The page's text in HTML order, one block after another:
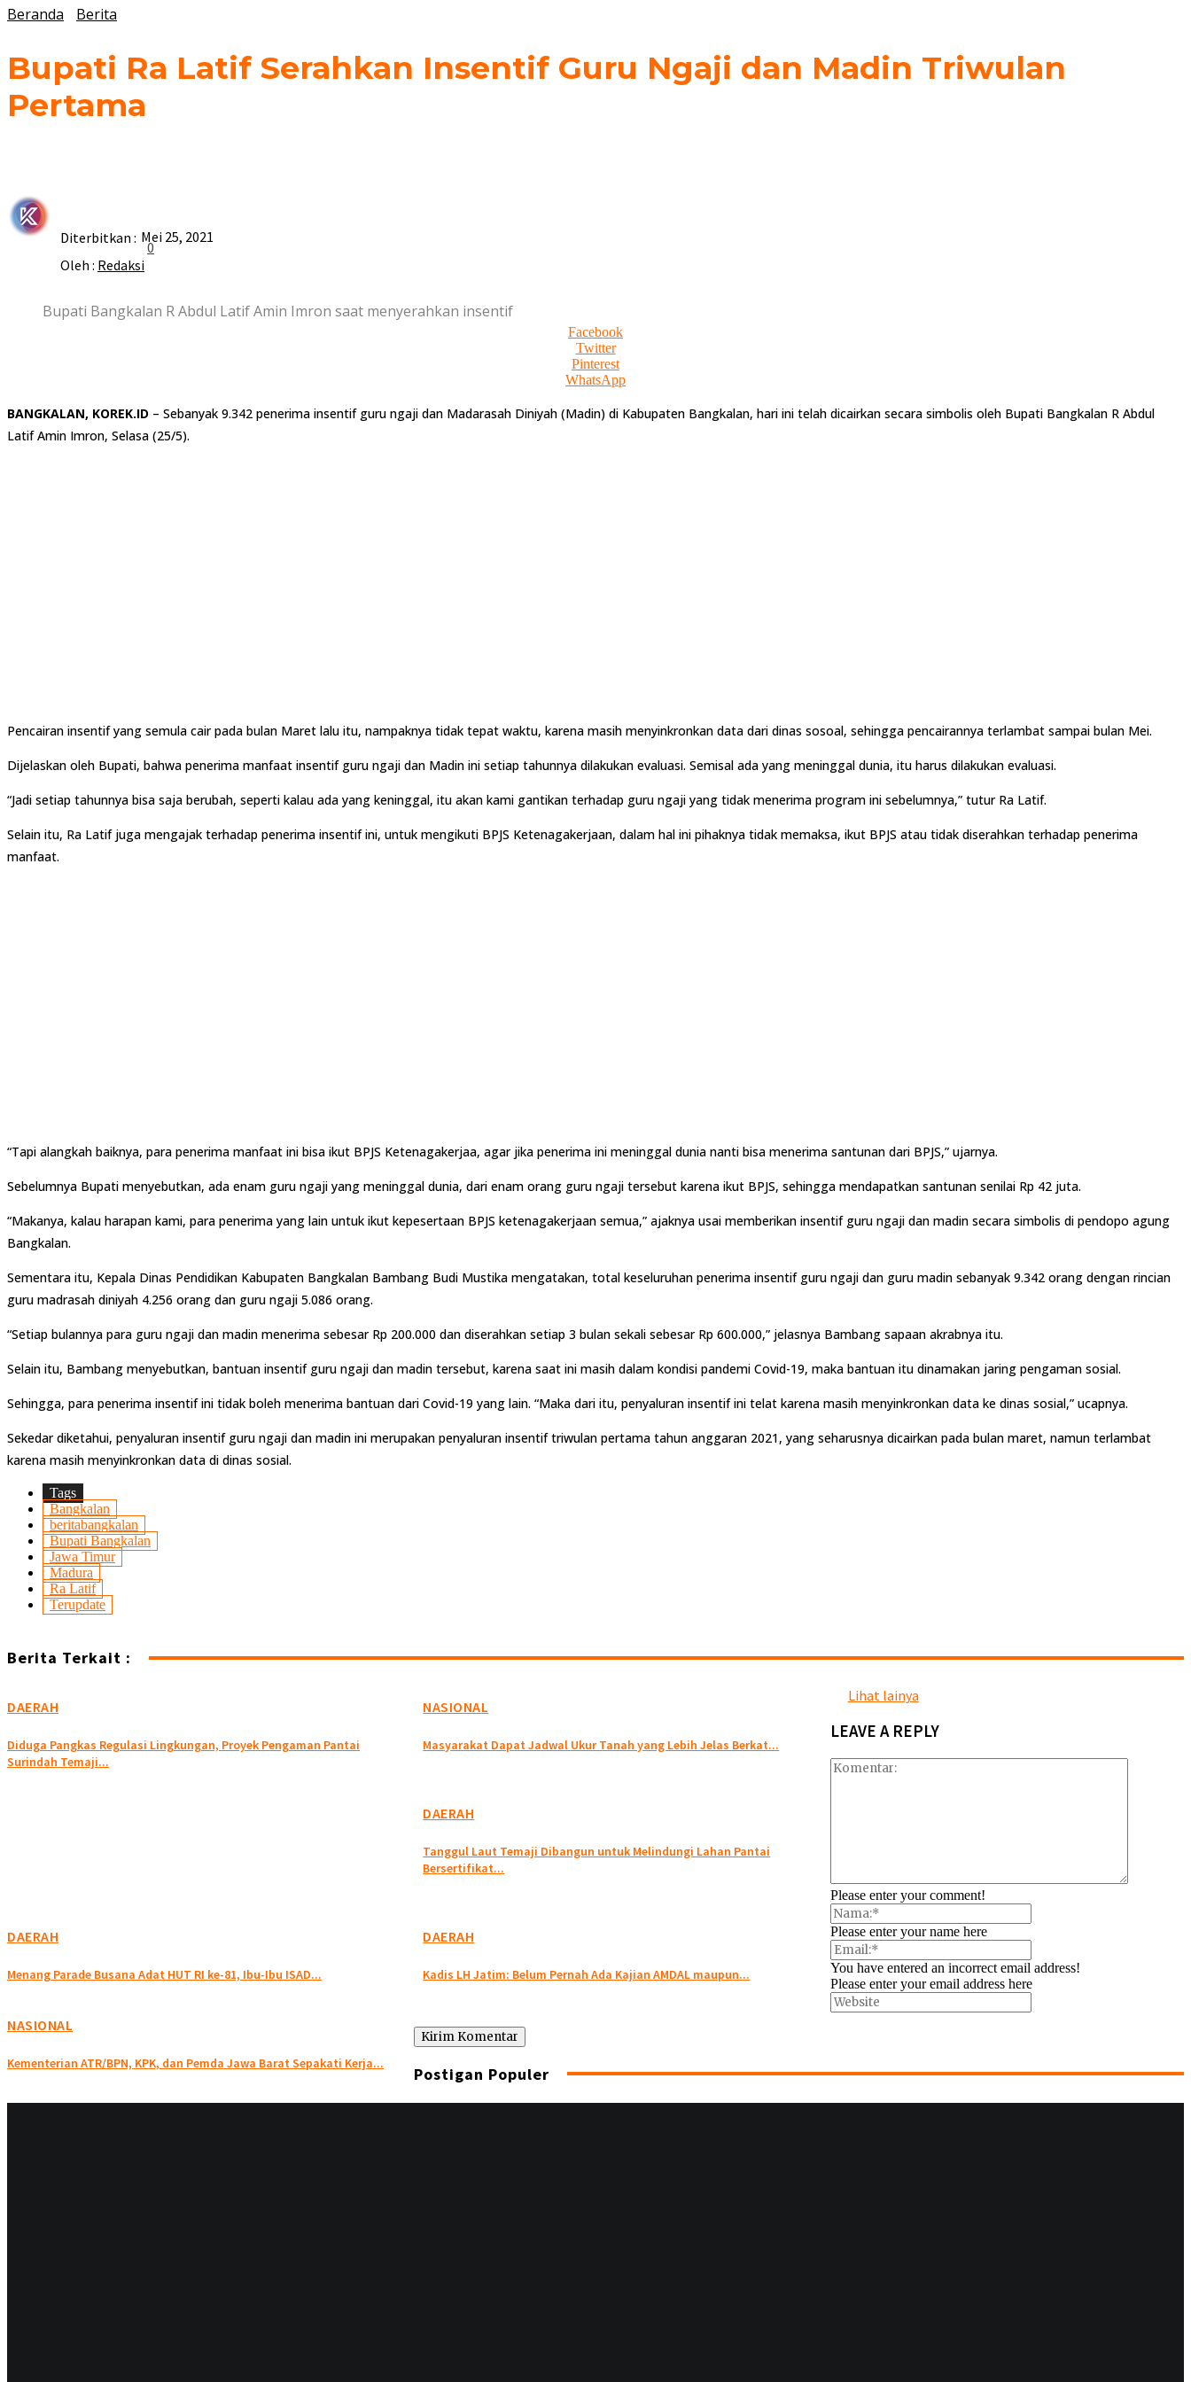
Beranda Berita
Bupati Ra Latif Serahkan Insentif Guru Ngaji dan Madin Triwulan
Pertama
Oleh : Redaksi
0
Diterbitkan : Mei 25, 2021
Bupati Bangkalan R Abdul Latif Amin Imron saat menyerahkan insentif
Facebook
Twitter
Pinterest
WhatsApp
BANGKALAN, KOREK.ID – Sebanyak 9.342 penerima insentif guru ngaji dan Madarasah Diniyah (Madin) di Kabupaten Bangkalan, hari ini telah dicairkan secara simbolis oleh Bupati Bangkalan R Abdul
Latif Amin Imron, Selasa (25/5).
Pencairan insentif yang semula cair pada bulan Maret lalu itu, nampaknya tidak tepat waktu, karena masih menyinkronkan data dari dinas sosoal, sehingga pencairannya terlambat sampai bulan Mei.
Dijelaskan oleh Bupati, bahwa penerima manfaat insentif guru ngaji dan Madin ini setiap tahunnya dilakukan evaluasi. Semisal ada yang meninggal dunia, itu harus dilakukan evaluasi.
“Jadi setiap tahunnya bisa saja berubah, seperti kalau ada yang keninggal, itu akan kami gantikan terhadap guru ngaji yang tidak menerima program ini sebelumnya,” tutur Ra Latif.
Selain itu, Ra Latif juga mengajak terhadap penerima insentif ini, untuk mengikuti BPJS Ketenagakerjaan, dalam hal ini pihaknya tidak memaksa, ikut BPJS atau tidak diserahkan terhadap penerima
manfaat.
“Tapi alangkah baiknya, para penerima manfaat ini bisa ikut BPJS Ketenagakerjaa, agar jika penerima ini meninggal dunia nanti bisa menerima santunan dari BPJS,” ujarnya.
Sebelumnya Bupati menyebutkan, ada enam guru ngaji yang meninggal dunia, dari enam orang guru ngaji tersebut karena ikut BPJS, sehingga mendapatkan santunan senilai Rp 42 juta.
“Makanya, kalau harapan kami, para penerima yang lain untuk ikut kepesertaan BPJS ketenagakerjaan semua,” ajaknya usai memberikan insentif guru ngaji dan madin secara simbolis di pendopo agung
Bangkalan.
Sementara itu, Kepala Dinas Pendidikan Kabupaten Bangkalan Bambang Budi Mustika mengatakan, total keseluruhan penerima insentif guru ngaji dan guru madin sebanyak 9.342 orang dengan rincian
guru madrasah diniyah 4.256 orang dan guru ngaji 5.086 orang.
“Setiap bulannya para guru ngaji dan madin menerima sebesar Rp 200.000 dan diserahkan setiap 3 bulan sekali sebesar Rp 600.000,” jelasnya Bambang sapaan akrabnya itu.
Selain itu, Bambang menyebutkan, bantuan insentif guru ngaji dan madin tersebut, karena saat ini masih dalam kondisi pandemi Covid-19, maka bantuan itu dinamakan jaring pengaman sosial.
Sehingga, para penerima insentif ini tidak boleh menerima bantuan dari Covid-19 yang lain. “Maka dari itu, penyaluran insentif ini telat karena masih menyinkronkan data ke dinas sosial,” ucapnya.
Sekedar diketahui, penyaluran insentif guru ngaji dan madin ini merupakan penyaluran insentif triwulan pertama tahun anggaran 2021, yang seharusnya dicairkan pada bulan maret, namun terlambat
karena masih menyinkronkan data di dinas sosial.
Tags
Bangkalan
beritabangkalan
Bupati Bangkalan
Jawa Timur
Madura
Ra Latif
Terupdate
Berita Terkait :
DAERAH
Diduga Pangkas Regulasi Lingkungan, Proyek Pengaman Pantai
Surindah Temaji...
NASIONAL
Masyarakat Dapat Jadwal Ukur Tanah yang Lebih Jelas Berkat...
DAERAH
Tanggul Laut Temaji Dibangun untuk Melindungi Lahan Pantai
Bersertifikat...
DAERAH
Menang Parade Busana Adat HUT RI ke-81, Ibu-Ibu ISAD...
DAERAH
Kadis LH Jatim: Belum Pernah Ada Kajian AMDAL maupun...
NASIONAL
Kementerian ATR/BPN, KPK, dan Pemda Jawa Barat Sepakati Kerja...
Lihat lainya
LEAVE A REPLY
Please enter your comment!
Please enter your name here
You have entered an incorrect email address!
Please enter your email address here
Postigan Populer